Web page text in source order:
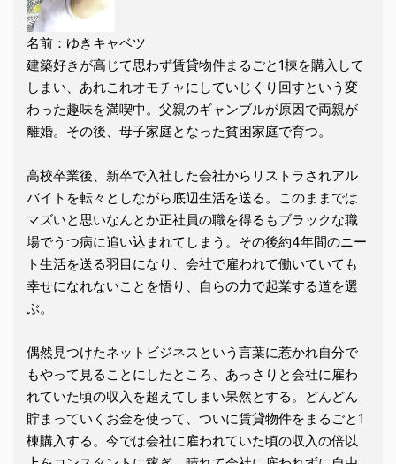
名前：ゆきキャベツ
建築好きが高じて思わず賃貸物件まるごと1棟を購入して
しまい、あれこれオモチャにしていじくり回すという変
わった趣味を満喫中。父親のギャンブルが原因で両親が
離婚。その後、母子家庭となった貧困家庭で育つ。
高校卒業後、新卒で入社した会社からリストラされアル
バイトを転々としながら底辺生活を送る。このままでは
マズいと思いなんとか正社員の職を得るもブラックな職
場でうつ病に追い込まれてしまう。その後約4年間のニー
ト生活を送る羽目になり、会社で雇われて働いていても
幸せになれないことを悟り、自らの力で起業する道を選
ぶ。
偶然見つけたネットビジネスという言葉に惹かれ自分で
もやって見ることにしたところ、あっさりと会社に雇わ
れていた頃の収入を超えてしまい呆然とする。どんどん
貯まっていくお金を使って、ついに賃貸物件をまるごと1
棟購入する。今では会社に雇われていた頃の収入の倍以